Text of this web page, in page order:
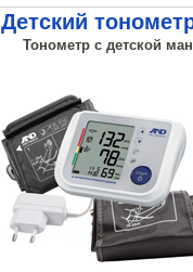
Детский
Тонометр с детской